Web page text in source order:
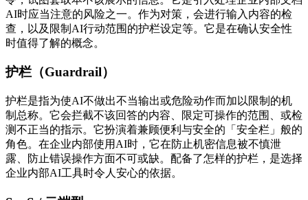
AI时应当注意的风险之一。作为对策，会进行输入内容的检
查，以及限制AI行动范围的护栏设定等。它是在确认安全性
时值得了解的概念。
护栏（Guardrail）
护栏是指为使AI不做出不当输出或危险动作而加以限制的机
制总称。它会拦截不该回答的内容、限定可操作的范围、或检
测不正当的指示。它扮演着兼顾便利与安全的「安全栏」般的
角色。在企业内部使用AI时，它在防止机密信息被不慎泄
露、防止错误操作方面不可或缺。配备了怎样的护栏，是选择
企业内部AI工具时令人安心的依据。